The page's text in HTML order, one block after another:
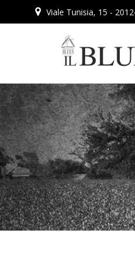
al
Viale Tunisia, 15 -